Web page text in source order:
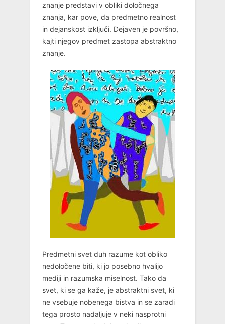
znanje predstavi v obliki določnega
znanja, kar pove, da predmetno realnost
in dejanskost izključi. Dejaven je površno,
kajti njegov predmet zastopa abstraktno
znanje.
Predmetni svet duh razume kot obliko
nedoločene biti, ki jo posebno hvalijo
mediji in razumska miselnost. Tako da
svet, ki se ga kaže, je abstraktni svet, ki
ne vsebuje nobenega bistva in se zaradi
tega prosto nadaljuje v neki nasprotni